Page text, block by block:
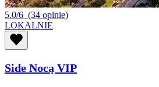
5.0/6 (34 opinie)
LOKALNIE
Side Nocą VIP